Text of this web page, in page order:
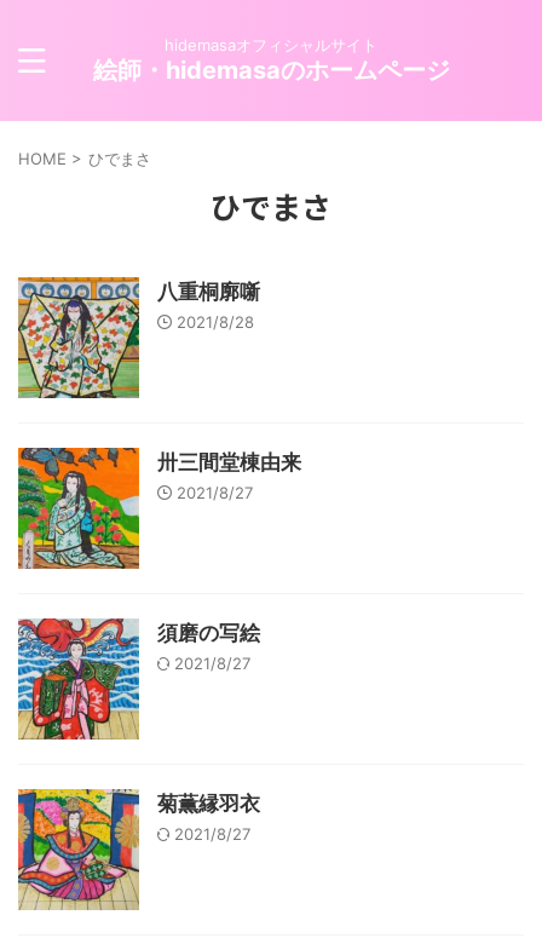
hidemasaオフィシャルサイト
絵師・hidemasaのホームページ
HOME > ひでまさ
ひでまさ
八重桐廓噺
2021/8/28
卅三間堂棟由来
2021/8/27
須磨の写絵
2021/8/27
菊薫縁羽衣
2021/8/27